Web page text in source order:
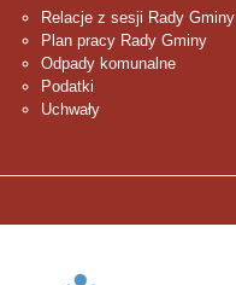
Relacje z sesji Rady Gminy
Plan pracy Rady Gminy
Odpady komunalne
Podatki
Uchwały